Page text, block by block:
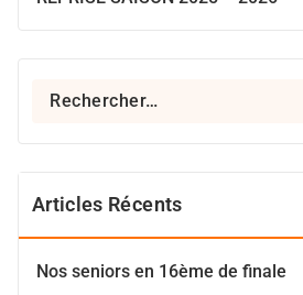
Rechercher :
Articles Récents
Nos seniors en 16ème de finale